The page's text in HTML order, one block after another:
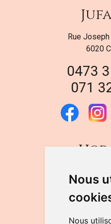
Nous
Nous
Rue
6020
0473
071
DU LUNDI
de 9h à
LE
de 9h